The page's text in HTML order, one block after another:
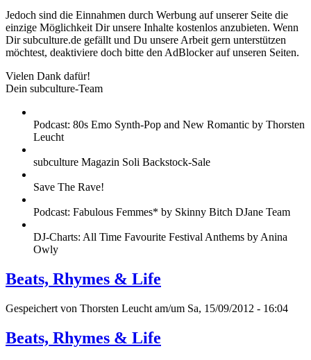
Jedoch sind die Einnahmen durch Werbung auf unserer Seite die
einzige Möglichkeit Dir unsere Inhalte kostenlos anzubieten. Wenn
Dir subculture.de gefällt und Du unsere Arbeit gern unterstützen
möchtest, deaktiviere doch bitte den AdBlocker auf unseren Seiten.
Vielen Dank dafür!
Dein subculture-Team
Podcast: 80s Emo Synth-Pop and New Romantic by Thorsten
Leucht
subculture Magazin Soli Backstock-Sale
Save The Rave!
Podcast: Fabulous Femmes* by Skinny Bitch DJane Team
DJ-Charts: All Time Favourite Festival Anthems by Anina
Owly
Beats, Rhymes & Life
Gespeichert von Thorsten Leucht am/um Sa, 15/09/2012 - 16:04
Beats, Rhymes & Life